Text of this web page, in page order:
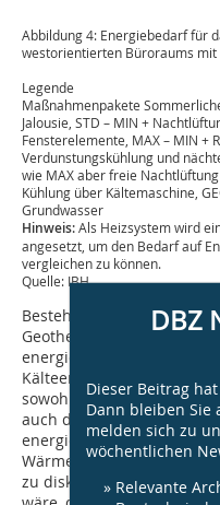
Abbildung 4: Energiebedarf für
westorientierten Büroraums mit
Legende
Maßnahmenpakete
Jalousie, STD – MIN +
Fensterelemente, MAX – MIN +
Verdunstungskühlung und
wie MAX aber freie
Kühlung über Kältemaschine,
Grundwasser
Hinweis:Als Heizsystem wird
angesetzt, um den Bedarf auf
vergleichen zu können.
Quelle: IBH
Besteht hingegen eine
Geothermie (z. B.
energieeffizient zu
Kälteerzeugung in
sowohl den
auch den Nutzerstrom
energieeffizienten
Wärmeschutzes gelten
zu diskutieren.
DBZ
Dieser Beitrag
Dann bleiben Sie
melden sich zu
wöchentlichen
» Relevante